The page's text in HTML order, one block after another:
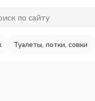
Туалеты, лотки, совки